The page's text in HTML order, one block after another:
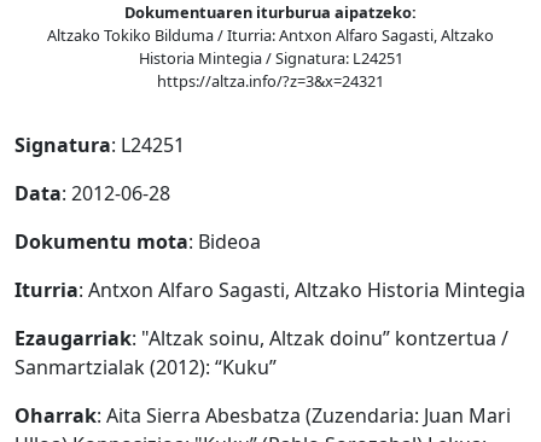
Dokumentuaren iturburua aipatzeko:
Altzako Tokiko Bilduma / Iturria: Antxon Alfaro Sagasti, Altzako
Historia Mintegia / Signatura: L24251
https://altza.info/?z=3&x=24321
Signatura: L24251
Data: 2012-06-28
Dokumentu mota: Bideoa
Iturria: Antxon Alfaro Sagasti, Altzako Historia Mintegia
Ezaugarriak: "Altzak soinu, Altzak doinu” kontzertua /
Sanmartzialak (2012): “Kuku”
Oharrak: Aita Sierra Abesbatza (Zuzendaria: Juan Mari